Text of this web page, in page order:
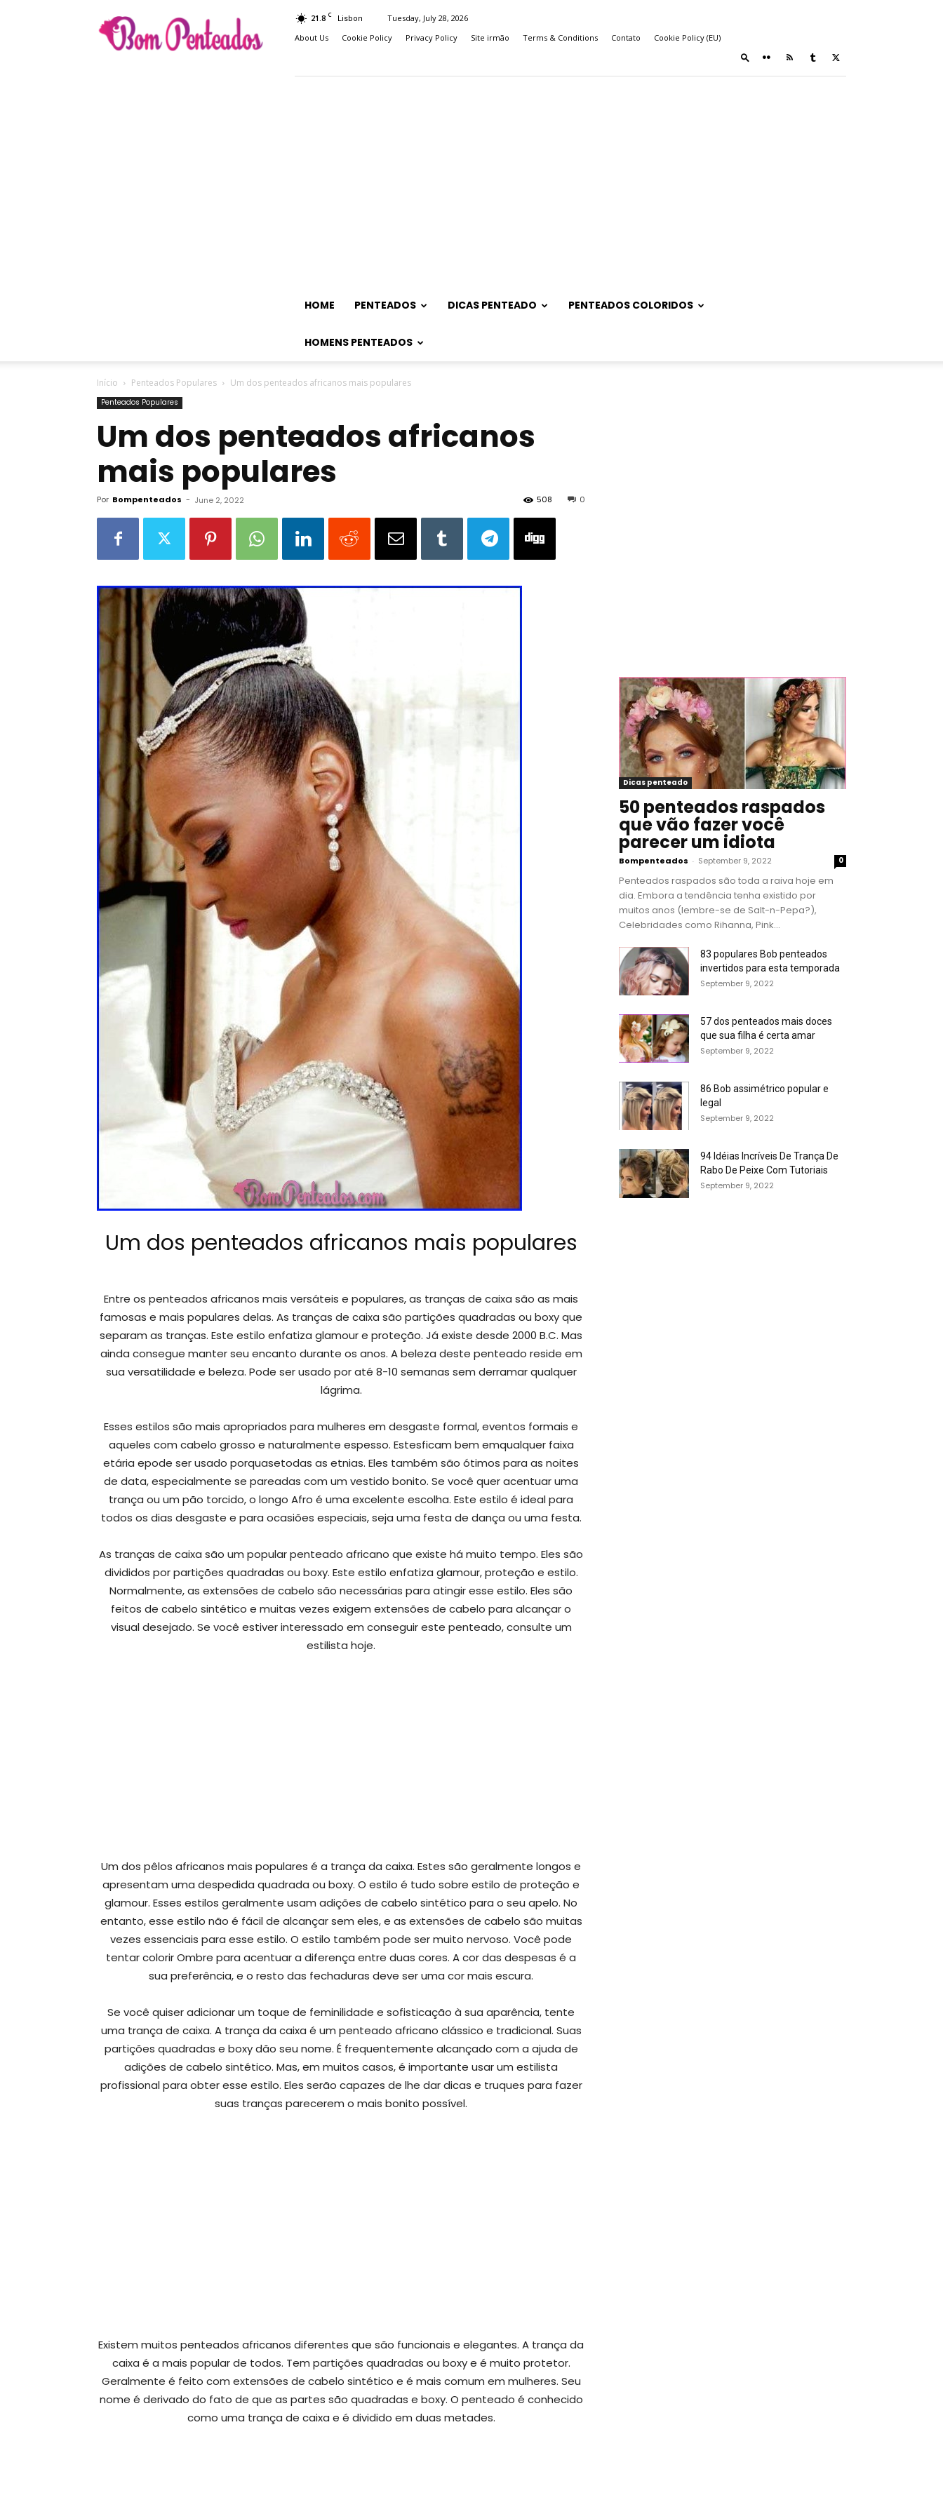
Penteados
21.8 C Lisbon
Tuesday, July 28, 2026
About Us
Cookie Policy Privacy Policy Site irmão Terms & Conditions Contato Cookie Policy (EU)
HOME PENTEADOS DICAS PENTEADO PENTEADOS COLORIDOS
HOMENS PENTEADOS
Início Penteados Populares Um dos penteados africanos mais populares
Penteados Populares
Um dos penteados africanos
mais populares
Por Bompenteados - June 2, 2022 0
508
Um dos penteados africanos mais populares
Entre os penteados africanos mais versáteis e populares, as tranças de caixa são as mais
famosas e mais populares delas. As tranças de caixa são partições quadradas ou boxy que
separam as tranças. Este estilo enfatiza glamour e proteção. Já existe desde 2000 B.C. Mas
ainda consegue manter seu encanto durante os anos. A beleza deste penteado reside em
sua versatilidade e beleza. Pode ser usado por até 8-10 semanas sem derramar qualquer
lágrima.
Esses estilos são mais apropriados para mulheres em desgaste formal, eventos formais e
aqueles com cabelo grosso e naturalmente espesso. Estesficam bem emqualquer faixa
etária epode ser usado porquasetodas as etnias. Eles também são ótimos para as noites
de data, especialmente se pareadas com um vestido bonito. Se você quer acentuar uma
trança ou um pão torcido, o longo Afro é uma excelente escolha. Este estilo é ideal para
todos os dias desgaste e para ocasiões especiais, seja uma festa de dança ou uma festa.
As tranças de caixa são um popular penteado africano que existe há muito tempo. Eles são
divididos por partições quadradas ou boxy. Este estilo enfatiza glamour, proteção e estilo.
Normalmente, as extensões de cabelo são necessárias para atingir esse estilo. Eles são
feitos de cabelo sintético e muitas vezes exigem extensões de cabelo para alcançar o
visual desejado. Se você estiver interessado em conseguir este penteado, consulte um
estilista hoje.
Um dos pêlos africanos mais populares é a trança da caixa. Estes são geralmente longos e
apresentam uma despedida quadrada ou boxy. O estilo é tudo sobre estilo de proteção e
glamour. Esses estilos geralmente usam adições de cabelo sintético para o seu apelo. No
entanto, esse estilo não é fácil de alcançar sem eles, e as extensões de cabelo são muitas
vezes essenciais para esse estilo. O estilo também pode ser muito nervoso. Você pode
tentar colorir Ombre para acentuar a diferença entre duas cores. A cor das despesas é a
sua preferência, e o resto das fechaduras deve ser uma cor mais escura.
Se você quiser adicionar um toque de feminilidade e sofisticação à sua aparência, tente
uma trança de caixa. A trança da caixa é um penteado africano clássico e tradicional. Suas
partições quadradas e boxy dão seu nome. É frequentemente alcançado com a ajuda de
adições de cabelo sintético. Mas, em muitos casos, é importante usar um estilista
profissional para obter esse estilo. Eles serão capazes de lhe dar dicas e truques para fazer
suas tranças parecerem o mais bonito possível.
Existem muitos penteados africanos diferentes que são funcionais e elegantes. A trança da
caixa é a mais popular de todos. Tem partições quadradas ou boxy e é muito protetor.
Geralmente é feito com extensões de cabelo sintético e é mais comum em mulheres. Seu
nome é derivado do fato de que as partes são quadradas e boxy. O penteado é conhecido
como uma trança de caixa e é dividido em duas metades.
Dicas penteado
50 penteados raspados
que vão fazer você
parecer um idiota
Bompenteados - September 9, 2022 0
Penteados raspados são toda a raiva hoje em
dia. Embora a tendência tenha existido por
muitos anos (lembre-se de Salt-n-Pepa?),
Celebridades como Rihanna, Pink...
83 populares Bob penteados
invertidos para esta temporada
September 9, 2022
57 dos penteados mais doces
que sua filha é certa amar
September 9, 2022
86 Bob assimétrico popular e
legal
September 9, 2022
94 Idéias Incríveis De Trança De
Rabo De Peixe Com Tutoriais
September 9, 2022